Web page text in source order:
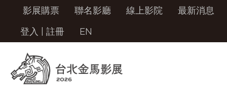
影展購票 聯名影廳 線上影院
最新消息
登入
註冊 EN